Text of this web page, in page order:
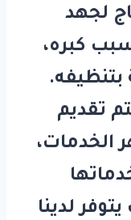
لجهد
كبره،
تقديم
الخدمات،
لدينا